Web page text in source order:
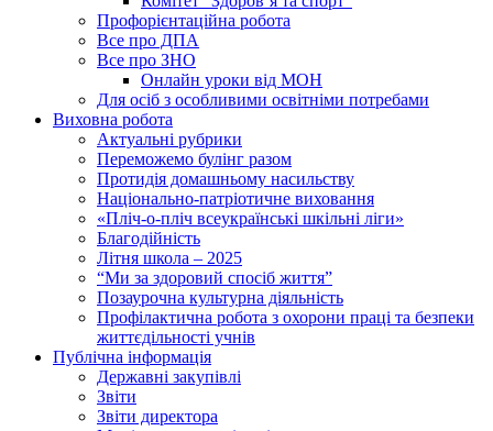
Профорієнтаційна робота
Все про ДПА
Все про ЗНО
Онлайн уроки від МОН
Для осіб з особливими освітніми потребами
Виховна робота
Актуальні рубрики
Переможемо булінг разом
Протидія домашньому насильству
Національно-патріотичне виховання
«Пліч-о-пліч всеукраїнські шкільні ліги»
Благодійність
Літня школа – 2025
“Ми за здоровий спосіб життя”
Позаурочна культурна діяльність
Профілактична робота з охорони праці та безпеки
життєдільності учнів
Публічна інформація
Державні закупівлі
Звіти
Звіти директора